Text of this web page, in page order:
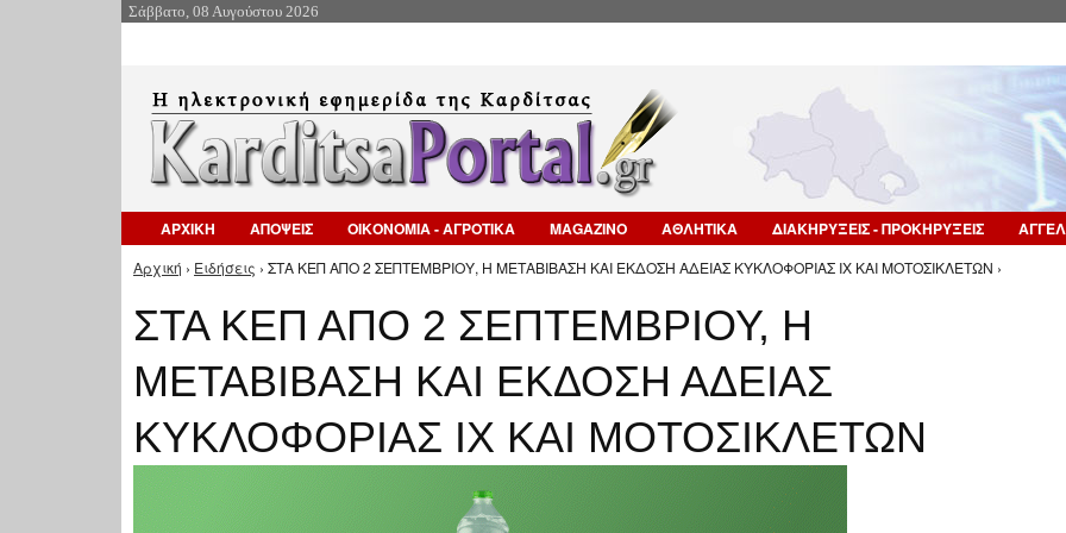
Σάββατο, 08 Αυγούστου 2026
ΑΡΧΙΚΗ ΑΠΟΨΕΙΣ ΟΙΚΟΝΟΜΙΑ - ΑΓΡΟΤΙΚΑ MAGAZINO ΑΘΛΗΤΙΚΑ ΔΙΑΚΗΡΥΞΕΙΣ - ΠΡΟΚΗΡΥΞΕΙΣ
Είστε εδώ
Αρχική › Ειδήσεις › ΣΤΑ ΚΕΠ ΑΠΟ 2 ΣΕΠΤΕΜΒΡΙΟΥ, Η ΜΕΤΑΒΙΒΑΣΗ ΚΑΙ ΕΚΔΟΣΗ ΑΔΕΙΑΣ ΚΥΚΛΟΦΟΡΙΑΣ ΙΧ ΚΑΙ ΜΟΤΟΣΙΚΛΕΤΩΝ ›
ΣΤΑ ΚΕΠ ΑΠΟ 2 ΣΕΠΤΕΜΒΡΙΟΥ, Η
ΜΕΤΑΒΙΒΑΣΗ ΚΑΙ ΕΚΔΟΣΗ ΑΔΕΙΑΣ
ΚΥΚΛΟΦΟΡΙΑΣ ΙΧ ΚΑΙ ΜΟΤΟΣΙΚΛΕΤΩΝ